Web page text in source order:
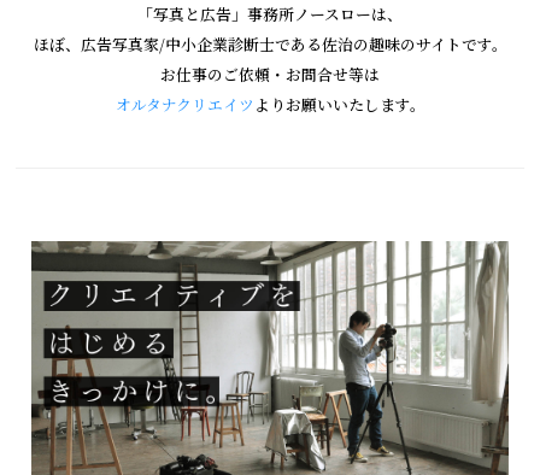
「写真と広告」事務所ノースローは、
ほぼ、広告写真家/中小企業診断士である佐治の趣味のサイトです。
お仕事のご依頼・お問合せ等は
オルタナクリエイツ よりお願いいたします。